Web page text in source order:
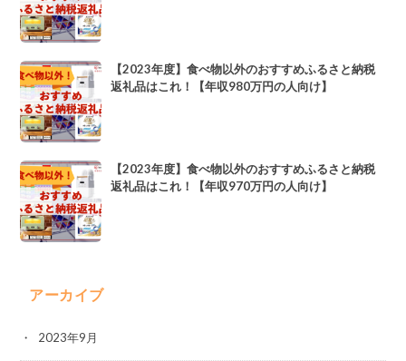
【2023年度】食べ物以外のおすすめふるさと納税
返礼品はこれ！【年収980万円の人向け】
【2023年度】食べ物以外のおすすめふるさと納税
返礼品はこれ！【年収970万円の人向け】
アーカイブ
2023年9月